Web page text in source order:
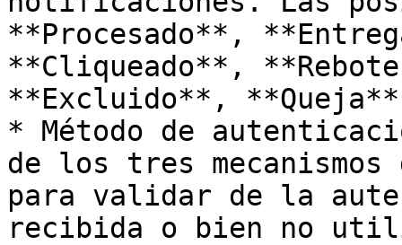
**Procesado**,
**Cliqueado**,
**Excluido**,
* Método de
de los tres mecanismos
para validar de la
recibida o bien no